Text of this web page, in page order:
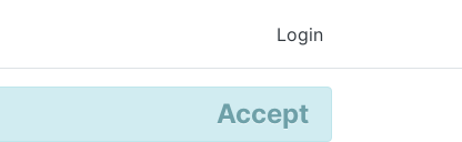
Login
Accept